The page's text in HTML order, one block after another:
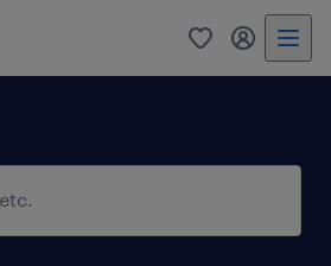
0 mon